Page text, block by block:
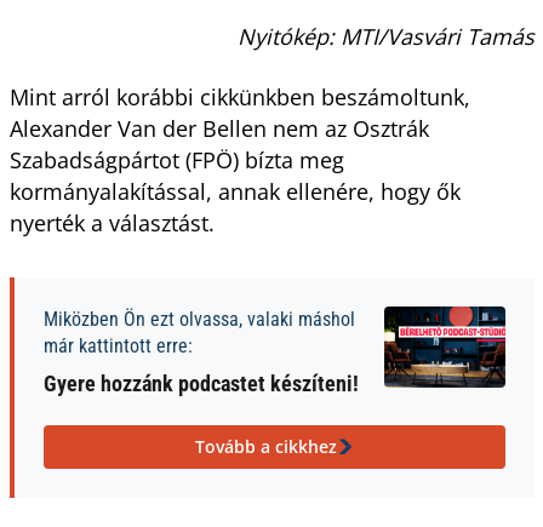
Nyitókép: MTI/Vasvári Tamás
Mint arról korábbi cikkünkben beszámoltunk,
Alexander Van der Bellen nem az Osztrák
Szabadságpártot (FPÖ) bízta meg
kormányalakítással, annak ellenére, hogy ők
nyerték a választást.
Miközben Ön ezt olvassa, valaki máshol
már kattintott erre:
Gyere hozzánk podcastet készíteni!
Tovább a cikkhez